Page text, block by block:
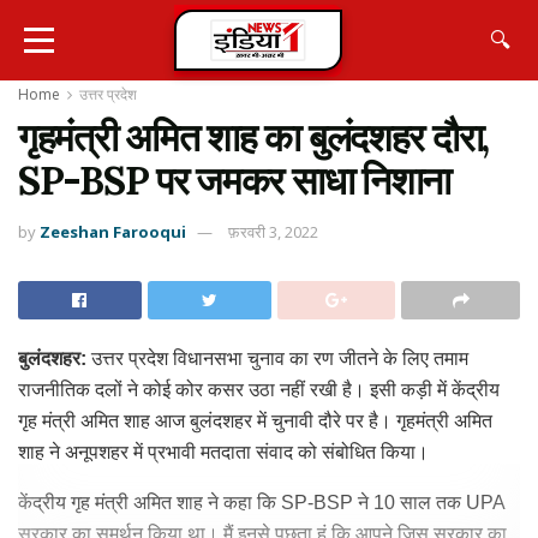
🔍
Home उत्तर प्रदेश
गृहमंत्री अमित शाह का बुलंदशहर दौरा,
SP-BSP पर जमकर साधा निशाना
by Zeeshan Farooqui फ़रवरी 3, 2022
बुलंदशहर: उत्तर प्रदेश विधानसभा चुनाव का रण जीतने के लिए तमाम
राजनीतिक दलों ने कोई कोर कसर उठा नहीं रखी है। इसी कड़ी में केंद्रीय
गृह मंत्री अमित शाह आज बुलंदशहर में चुनावी दौरे पर है। गृहमंत्री अमित
शाह ने अनूपशहर में प्रभावी मतदाता संवाद को संबोधित किया।
केंद्रीय गृह मंत्री अमित शाह ने कहा कि SP-BSP ने 10 साल तक UPA
सरकार का समर्थन किया था। मैं इनसे पूछता हूं कि आपने जिस सरकार का